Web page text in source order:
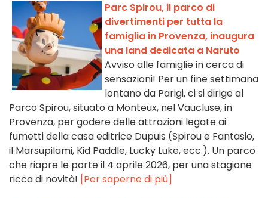
Parc Spirou, il parco di
divertimenti per tutta la
famiglia in Provenza, inaugura
una land dedicata a Naruto
Avviso alle famiglie in cerca di
sensazioni! Per un fine settimana
lontano da Parigi, ci si dirige al
Parco Spirou, situato a Monteux, nel Vaucluse, in
Provenza, per godere delle attrazioni legate ai
fumetti della casa editrice Dupuis (Spirou e Fantasio,
il Marsupilami, Kid Paddle, Lucky Luke, ecc.). Un parco
che riapre le porte il 4 aprile 2026, per una stagione
ricca di novità! [Per saperne di più]